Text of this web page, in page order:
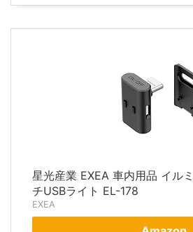
星光産業 EXEA 車内用品 イル
チUSBライト EL-178
EXEA